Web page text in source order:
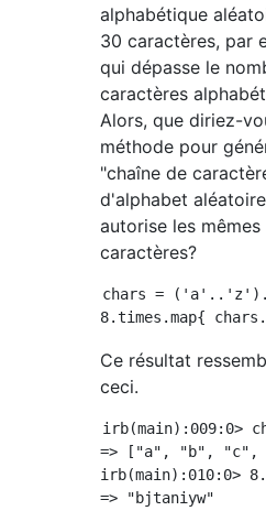
alphabétique
30 caractères, par
qui dépasse le
caractères
Alors, que diriez-
méthode pour
"chaîne de
d'alphabet
autorise les mêmes
caractères?
chars =
Ce résultat
ceci.
irb(main):009:0>
=> ["a", "b",
irb(main):010:0>
=> "bjtaniyw"